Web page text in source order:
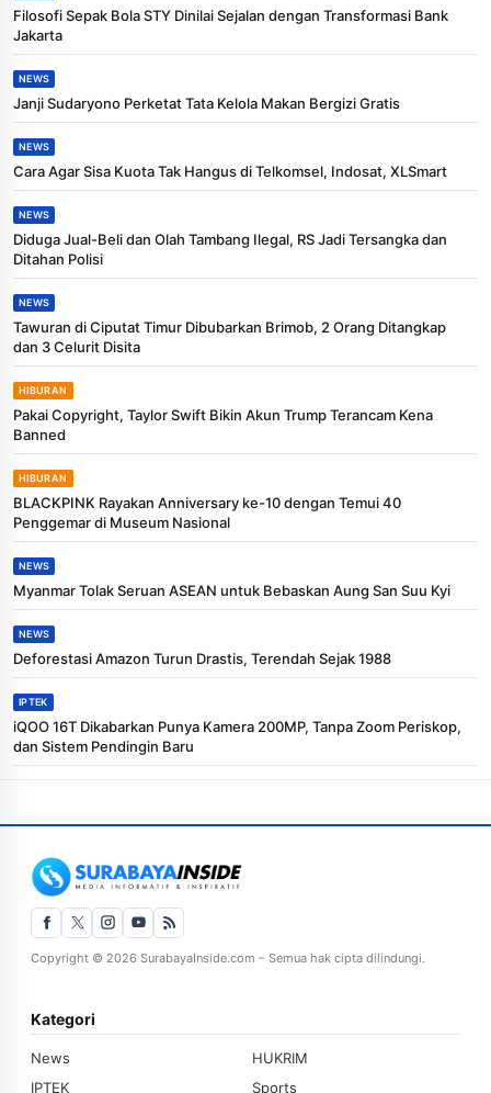
Filosofi Sepak Bola STY Dinilai Sejalan dengan Transformasi Bank
Jakarta
NEWS
Janji Sudaryono Perketat Tata Kelola Makan Bergizi Gratis
NEWS
Cara Agar Sisa Kuota Tak Hangus di Telkomsel, Indosat, XLSmart
NEWS
Diduga Jual-Beli dan Olah Tambang Ilegal, RS Jadi Tersangka dan
Ditahan Polisi
NEWS
Tawuran di Ciputat Timur Dibubarkan Brimob, 2 Orang Ditangkap
dan 3 Celurit Disita
HIBURAN
Pakai Copyright, Taylor Swift Bikin Akun Trump Terancam Kena
Banned
HIBURAN
BLACKPINK Rayakan Anniversary ke-10 dengan Temui 40
Penggemar di Museum Nasional
NEWS
Myanmar Tolak Seruan ASEAN untuk Bebaskan Aung San Suu Kyi
NEWS
Deforestasi Amazon Turun Drastis, Terendah Sejak 1988
IPTEK
iQOO 16T Dikabarkan Punya Kamera 200MP, Tanpa Zoom Periskop,
dan Sistem Pendingin Baru
Copyright © 2026 SurabayaInside.com – Semua hak cipta dilindungi.
Kategori
News
HUKRIM
IPTEK
Sports